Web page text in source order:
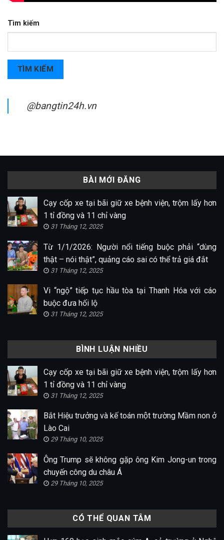
Tìm kiếm
TÌM KIẾM
@bangtin24h.vn
BÀI MỚI ĐĂNG
Cạy cốp xe tại bãi giữ xe bệnh viện, trộm lấy hơn
1 tỉ đồng và 11 chỉ vàng
31 Tháng 12, 2025
Từ 1/1/2026: Người nổi tiếng buộc phải “dùng
thật – nói thật”, quảng cáo sai có thể trả giá đắt
31 Tháng 12, 2025
Vi “ngộ” tiếp tục hầu tòa tại Thanh Hóa với cáo
buộc đưa hối lộ
31 Tháng 12, 2025
BÌNH LUẬN NHIỀU
Cạy cốp xe tại bãi giữ xe bệnh viện, trộm lấy hơn
1 tỉ đồng và 11 chỉ vàng
31 Tháng 12, 2025
Bắt Hiệu trưởng và kế toán một trường Mầm non ở
Lào Cai
29 Tháng 10, 2025
Ông Trump sẽ không gặp ông Kim Jong-un trong
chuyến công du châu Á
29 Tháng 10, 2025
CÓ THỂ QUAN TÂM